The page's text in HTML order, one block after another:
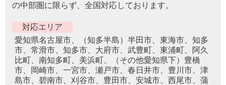
の中部圏に限らず、全国対応しております。
対応エリア
愛知県名古屋市、（知多半島）半田市、東海市、知多
市、常滑市、知多市、大府市、武豊町、東浦町、阿久
比町、南知多町、美浜町、（その他愛知県下）豊橋
市、岡崎市、一宮市、瀬戸市、春日井市、豊川市、津
島市、碧南市、刈谷市、豊田市、安城市、西尾市、蒲